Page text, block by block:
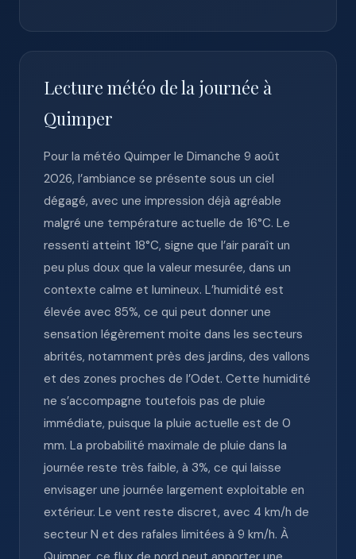
Lecture météo de la journée à
Quimper
Pour la météo Quimper le Dimanche 9 août
2026, l’ambiance se présente sous un ciel
dégagé, avec une impression déjà agréable
malgré une température actuelle de 16°C. Le
ressenti atteint 18°C, signe que l’air paraît un
peu plus doux que la valeur mesurée, dans un
contexte calme et lumineux. L’humidité est
élevée avec 85%, ce qui peut donner une
sensation légèrement moite dans les secteurs
abrités, notamment près des jardins, des vallons
et des zones proches de l’Odet. Cette humidité
ne s’accompagne toutefois pas de pluie
immédiate, puisque la pluie actuelle est de 0
mm. La probabilité maximale de pluie dans la
journée reste très faible, à 3%, ce qui laisse
envisager une journée largement exploitable en
extérieur. Le vent reste discret, avec 4 km/h de
secteur N et des rafales limitées à 9 km/h. À